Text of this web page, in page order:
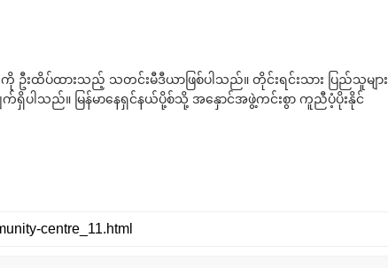
ဦးထိပ်ထားသည့် သတင်းမီဒီယာဖြစ်ပါသည်။ တိုင်းရင်းသား ပြည်သူများ
က်ရှိပါသည်။ မြန်မာနေရှင်နယ်ပို့စ်သို့ အနှောင်အဖွဲ့ကင်းစွာ ကူညီပံ့ပိုးနိုင်